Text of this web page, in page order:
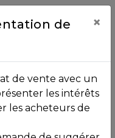
Rue de la
de
×
de vente avec un
les intérêts
les acheteurs de